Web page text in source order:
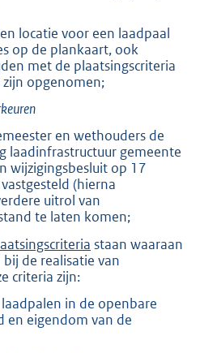
locatie voor een laadpaal
op de plankaart, ook
met de plaatsingscriteria
zijn opgenomen;
en wethouders de
laadinfrastructuur gemeente
wijzigingsbesluit op 17
(hierna
uitrol van
te laten komen;
staan waaraan
de realisatie van
criteria zijn:
in de openbare
en eigendom van de